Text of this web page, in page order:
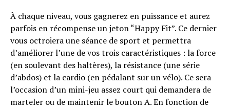
À chaque niveau, vous gagnerez en puissance et aurez
parfois en récompense un jeton “Happy Fit”. Ce dernier
vous octroiera une séance de sport et permettra
d’améliorer l’une de vos trois caractéristiques : la force
(en soulevant des haltères), la résistance (une série
d’abdos) et la cardio (en pédalant sur un vélo). Ce sera
l’occasion d’un mini-jeu assez court qui demandera de
marteler ou de maintenir le bouton A. En fonction de